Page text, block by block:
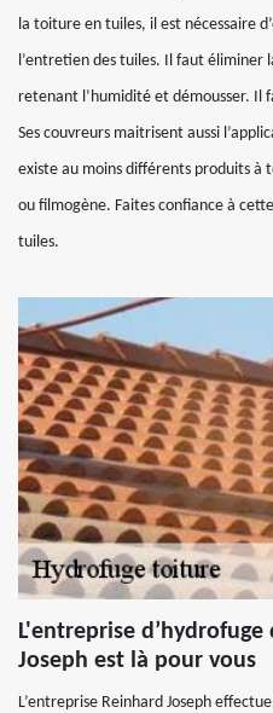
la toiture en tuiles, il est nécessaire
l’entretien des tuiles. Il faut éliminer
retenant l’humidité et démousser. Il
Ses couvreurs maitrisent aussi
existe au moins différents produits
ou filmogène. Faites confiance à
tuiles.
L'entreprise
Joseph est là pour vous
L’entreprise Reinhard Joseph